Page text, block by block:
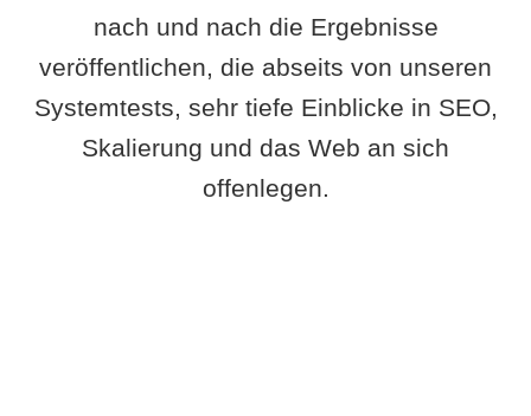
nach und nach die Ergebnisse
veröffentlichen, die abseits von unseren
Systemtests, sehr tiefe Einblicke in SEO,
Skalierung und das Web an sich
offenlegen.